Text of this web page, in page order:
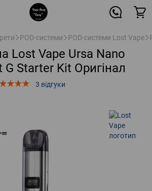
POD-системи POD-системи Lost Vape
Lost Vape Ursa Nano
Starter Kit Оригінал
3 відгуки